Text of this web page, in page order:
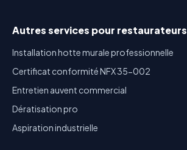
Autres services pour restaurateurs
Installation hotte murale professionnelle
Certificat conformité NFX 35-002
Entretien auvent commercial
Dératisation pro
Aspiration industrielle